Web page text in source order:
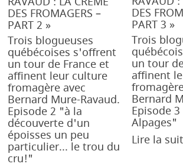
DES FROMAGERS –
PART 2 »
Trois blogueuses
québécoises s'offrent
un tour de France et
affinent leur culture
fromagère avec
Bernard Mure-Ravaud.
Episode 2 "à la
découverte d'un
époisses un peu
particulier... le trou du
cru!"
DES
PART 3 »
Trois
un tour
affinent
Bernard
Episode
Alpages"
Lire la